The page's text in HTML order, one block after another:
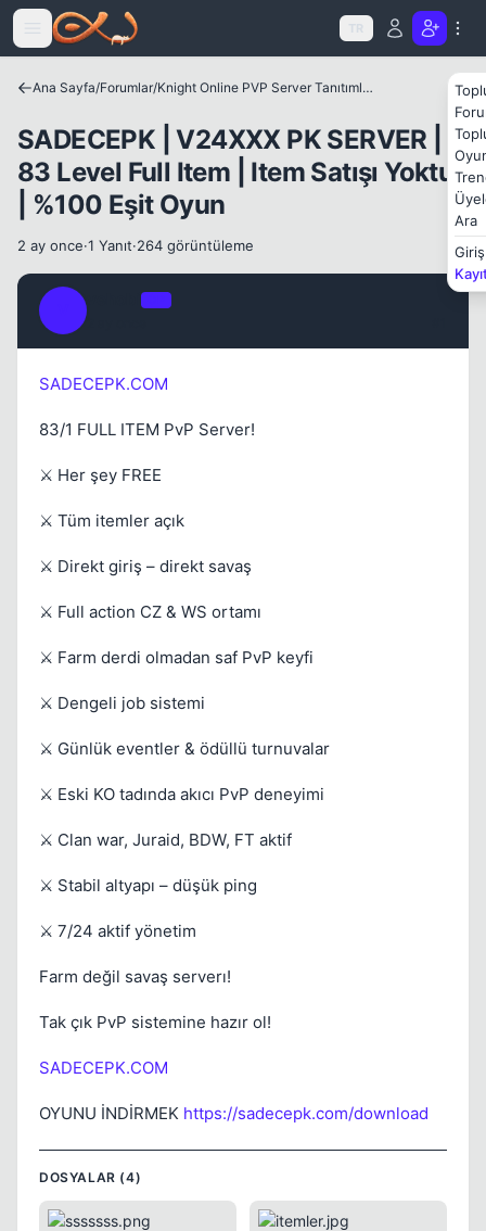
Icerige atla
TR
Ara
Giriş
Ana Sayfa/Forumlar/ Knight Online PVP Server Tanıtımları
SADECEPK | V24XXX PK SERVER |
83 Level Full Item | Item Satışı Yoktur
| %100 Eşit Oyun
2 ay once·1 Yanıt·264 görüntüleme
SADECEPK.COM
83/1 FULL ITEM PvP Server!
⚔️ Her şey FREE
⚔️ Tüm itemler açık
⚔️ Direkt giriş – direkt savaş
⚔️ Full action CZ & WS ortamı
⚔️ Farm derdi olmadan saf PvP keyfi
⚔️ Dengeli job sistemi
⚔️ Günlük eventler & ödüllü turnuvalar
⚔️ Eski KO tadında akıcı PvP deneyimi
⚔️ Clan war, Juraid, BDW, FT aktif
⚔️ Stabil altyapı – düşük ping
⚔️ 7/24 aktif yönetim
Farm değil savaş serverı!
Tak çık PvP sistemine hazır ol!
SADECEPK.COM
OYUNU İNDİRMEK https://sadecepk.com/download
DOSYALAR (4)
Kapat